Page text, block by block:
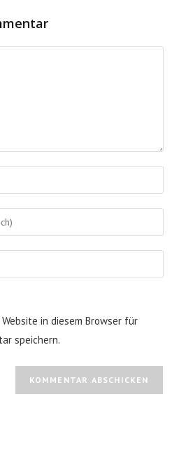
in diesem Browser für
speichern.